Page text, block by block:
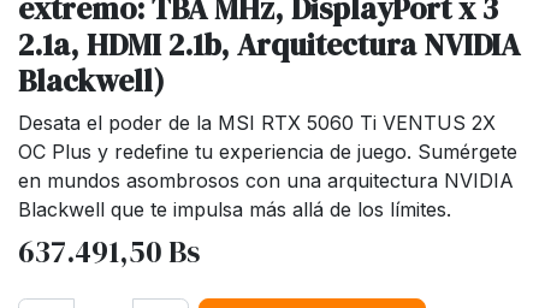
extremo: TBA MHz, DisplayPort x 3
2.1a, HDMI 2.1b, Arquitectura NVIDIA
Blackwell)
Desata el poder de la MSI RTX 5060 Ti VENTUS 2X
OC Plus y redefine tu experiencia de juego. Sumérgete
en mundos asombrosos con una arquitectura NVIDIA
Blackwell que te impulsa más allá de los límites.
637.491,50Bs